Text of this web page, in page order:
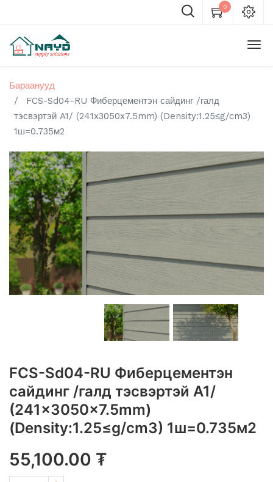
0
Бараанууд
FCS-Sd04-RU Фиберцементэн сайдинг /галд
тэсвэртэй A1/ (241x3050x7.5mm) (Density:1.25≤g/cm3)
1ш=0.735м2
FCS-Sd04-RU Фиберцементэн
сайдинг /галд тэсвэртэй A1/
(241x3050x7.5mm)
(Density:1.25≤g/cm3) 1ш=0.735м2
55,100.00 ₮